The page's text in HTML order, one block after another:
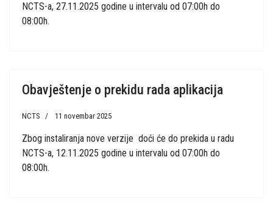
NCTS-a, 27.11.2025 godine u intervalu od 07:00h do
08:00h.
Obavještenje o prekidu rada aplikacija
NCTS 11 novembar 2025
Zbog instaliranja nove verzije doći će do prekida u radu
NCTS-a, 12.11.2025 godine u intervalu od 07:00h do
08:00h.